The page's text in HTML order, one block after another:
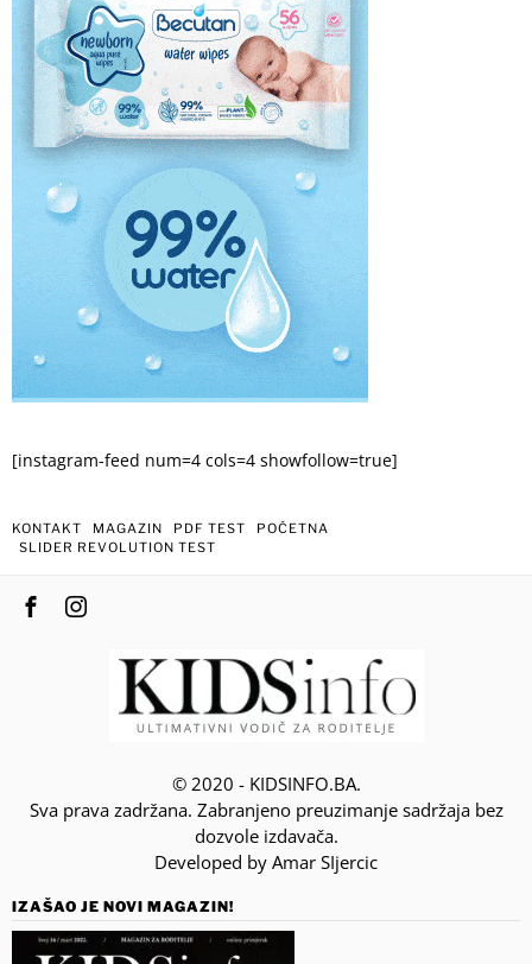
[instagram-feed num=4 cols=4 showfollow=true]
KONTAKT MAGAZIN PDF TEST
POČETNA
SLIDER REVOLUTION TEST
© 2020 - KIDSINFO.BA.
Sva prava zadržana. Zabranjeno preuzimanje sadržaja bez
dozvole izdavača.
Developed by Amar SIjercic
IZAŠAO JE NOVI MAGAZIN!